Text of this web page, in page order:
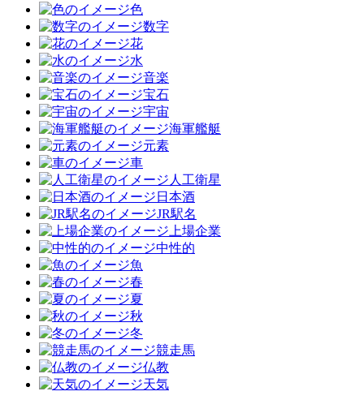
色
数字
花
水
音楽
宝石
宇宙
海軍艦艇
元素
車
人工衛星
日本酒
JR駅名
上場企業
中性的
魚
春
夏
秋
冬
競走馬
仏教
天気